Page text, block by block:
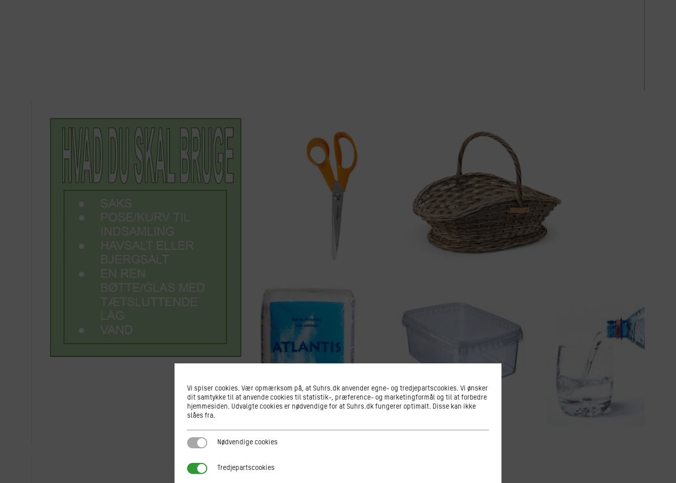
Vi spiser cookies. Vær opmærksom på, at Suhrs.dk anvender egne- og tredjepartscookies. Vi ønsker
dit samtykke til at anvende cookies til statistik-, præference- og marketingformål og til at forbedre
hjemmesiden. Udvalgte cookies er nødvendige for at Suhrs.dk fungerer optimalt. Disse kan ikke
slåes fra.
Nødvendige cookies
Nødvendige cookies
Tredjepartscookies
Tredjepartscookies